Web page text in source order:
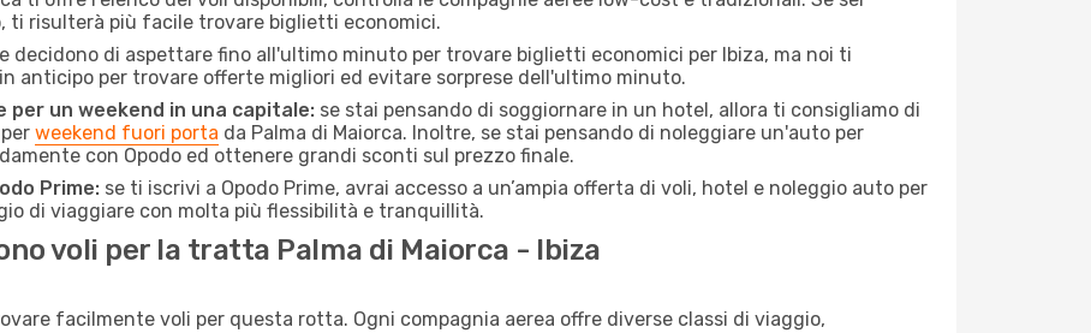
ti risulterà più facile trovare biglietti economici.
decidono di aspettare fino all'ultimo minuto per trovare biglietti economici per Ibiza, ma noi ti
anticipo per trovare offerte migliori ed evitare sorprese dell'ultimo minuto.
un weekend in una capitale: se stai pensando di soggiornare in un hotel, allora ti consigliamo di
weekend fuori porta da Palma di Maiorca. Inoltre, se stai pensando di noleggiare un'auto per
con Opodo ed ottenere grandi sconti sul prezzo finale.
Prime: se ti iscrivi a Opodo Prime, avrai accesso a un’ampia offerta di voli, hotel e noleggio auto per
di viaggiare con molta più flessibilità e tranquillità.
voli per la tratta Palma di Maiorca - Ibiza
facilmente voli per questa rotta. Ogni compagnia aerea offre diverse classi di viaggio,